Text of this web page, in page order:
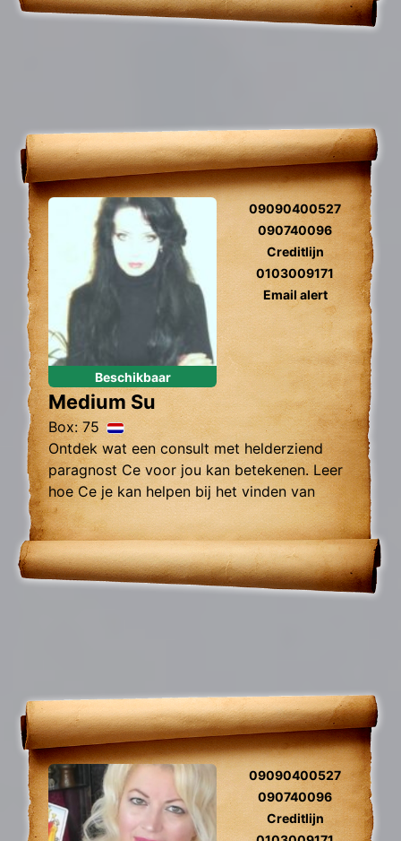
balans.
Beschikbaar
09090400527
090740096
Creditlijn
0103009171
Email alert
Medium Su
Box: 75
Ontdek wat een consult met helderziend
paragnost Ce voor jou kan betekenen. Leer
hoe Ce je kan helpen bij het vinden van
antwoorden op vragen over jouw leven,
relaties, werk en meer. Hij spreekt ook
Turks.
09090400527
090740096
Creditlijn